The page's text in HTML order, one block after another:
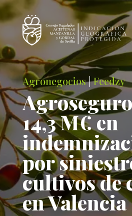
Agronegocios|Feedzy
14,3 M€ en
por
cultivos de
en Valencia